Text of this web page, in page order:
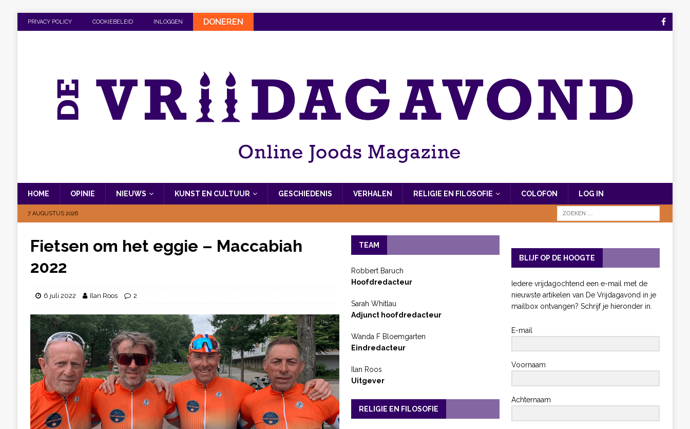
PRIVACY POLICY COOKIEBELEID INLOGGEN DONEREN
HOME OPINIE NIEUWS KUNST EN CULTUUR GESCHIEDENIS VERHALEN RELIGIE EN FILOSOFIE COLOFON LOG IN
7 AUGUSTUS 2026
Fietsen om het eggie – Maccabiah
2022
6 juli 2022 Ilan Roos 2
TEAM
Robbert Baruch
Hoofdredacteur
Sarah Whitlau
Adjunct hoofdredacteur
Wanda F Bloemgarten
Eindredacteur
Ilan Roos
Uitgever
RELIGIE EN FILOSOFIE
BLIJF OP DE HOOGTE
Iedere vrijdagochtend een e-mail met de
nieuwste artikelen van De Vrijdagavond in je
mailbox ontvangen? Schrijf je hieronder in.
E-mail
Voornaam
Achternaam